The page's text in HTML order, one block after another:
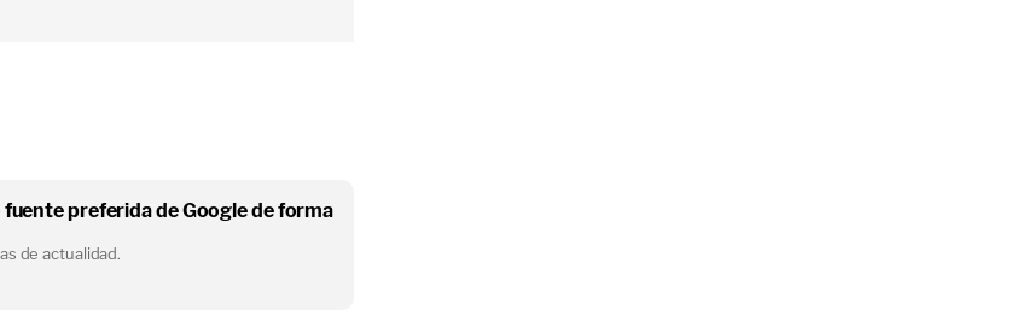
preferida de Google de forma
de actualidad.